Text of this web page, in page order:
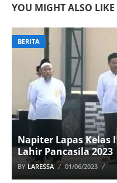
YOU MIGHT ALSO LIKE
BERITA
Napiter Lapas Kelas
Lahir Pancasila 2023
BY LARESSA 01/06/2023